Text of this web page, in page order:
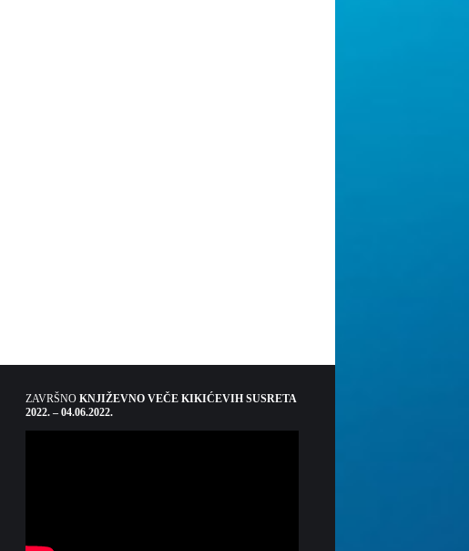
ZAVRŠNO KNJIŽEVNO VEČE KIKIĆEVIH SUSRETA
2022. – 04.06.2022.